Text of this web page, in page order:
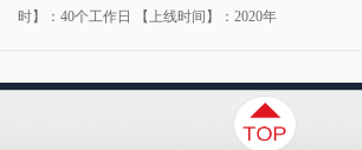
时】：40个工作日 【上线时间】：2020年